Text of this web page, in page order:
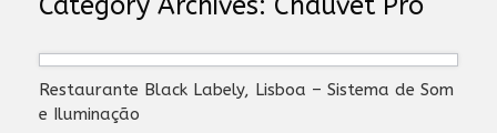
Restaurante Black Labely, Lisboa – Sistema de Som
e Iluminação